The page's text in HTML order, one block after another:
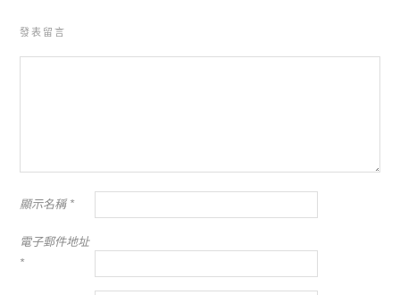
發表留言
顯示名稱 *
電子郵件地址
*